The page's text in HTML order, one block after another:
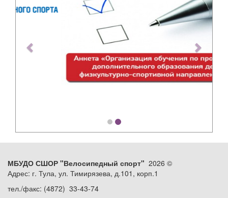
МБУДО СШОР "Велосипедный спорт" 2026 ©
Адрес: г. Тула, ул. Тимирязева, д.101, корп.1
тел./факс: (4872) 33-43-74